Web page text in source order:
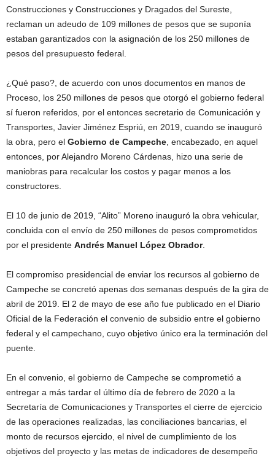
Construcciones y Construcciones y Dragados del Sureste,
reclaman un adeudo de 109 millones de pesos que se suponía
estaban garantizados con la asignación de los 250 millones de
pesos del presupuesto federal.
¿Qué paso?, de acuerdo con unos documentos en manos de
Proceso, los 250 millones de pesos que otorgó el gobierno federal
sí fueron referidos, por el entonces secretario de Comunicación y
Transportes, Javier Jiménez Espriú, en 2019, cuando se inauguró
la obra, pero el Gobierno de Campeche , encabezado, en aquel
entonces, por Alejandro Moreno Cárdenas, hizo una serie de
maniobras para recalcular los costos y pagar menos a los
constructores.
El 10 de junio de 2019, “Alito” Moreno inauguró la obra vehicular,
concluida con el envío de 250 millones de pesos comprometidos
por el presidente Andrés Manuel López Obrador.
El compromiso presidencial de enviar los recursos al gobierno de
Campeche se concretó apenas dos semanas después de la gira de
abril de 2019. El 2 de mayo de ese año fue publicado en el Diario
Oficial de la Federación el convenio de subsidio entre el gobierno
federal y el campechano, cuyo objetivo único era la terminación del
puente.
En el convenio, el gobierno de Campeche se comprometió a
entregar a más tardar el último día de febrero de 2020 a la
Secretaría de Comunicaciones y Transportes el cierre de ejercicio
de las operaciones realizadas, las conciliaciones bancarias, el
monto de recursos ejercido, el nivel de cumplimiento de los
objetivos del proyecto y las metas de indicadores de desempeño